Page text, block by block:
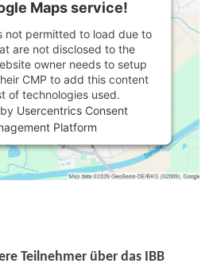
Maps service!
not permitted to load due to
are not disclosed to the
owner needs to setup
CMP to add this content
of technologies used.
Usercentrics Consent
Platform
Teilnehmer über das IBB